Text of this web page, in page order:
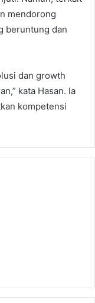
mendorong
beruntung dan
dan growth
kata Hasan. Ia
kompetensi